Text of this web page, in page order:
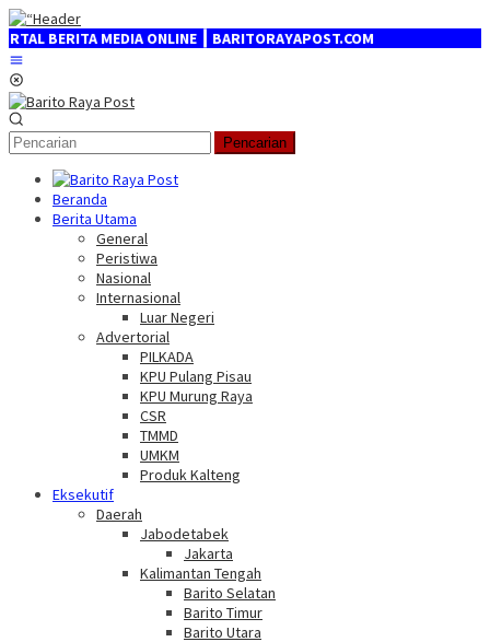
Loncat
ke
konten
ONLINE ┃ BARITORAYAPOST.COM
Pencarian
Beranda
Berita Utama
General
Peristiwa
Nasional
Internasional
Luar Negeri
Advertorial
PILKADA
KPU Pulang Pisau
KPU Murung Raya
CSR
TMMD
UMKM
Produk Kalteng
Eksekutif
Daerah
Jabodetabek
Jakarta
Kalimantan Tengah
Barito Selatan
Barito Timur
Barito Utara